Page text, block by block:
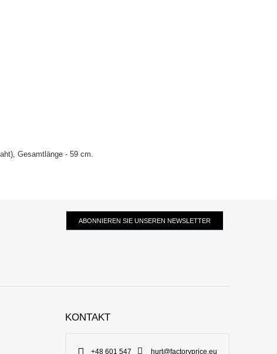
Gesamtlänge - 59 cm.
ABONNIEREN SIE UNSEREN NEWSLETTER
KONTAKT
+48 601 547 hurt@factoryprice.eu